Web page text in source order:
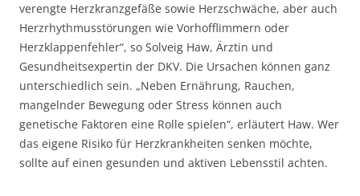
verengte Herzkranzgefäße sowie Herzschwäche, aber auch
Herzrhythmusstörungen wie Vorhofflimmern oder
Herzklappenfehler“, so Solveig Haw, Ärztin und
Gesundheitsexpertin der DKV. Die Ursachen können ganz
unterschiedlich sein. „Neben Ernährung, Rauchen,
mangelnder Bewegung oder Stress können auch
genetische Faktoren eine Rolle spielen“, erläutert Haw. Wer
das eigene Risiko für Herzkrankheiten senken möchte,
sollte auf einen gesunden und aktiven Lebensstil achten.